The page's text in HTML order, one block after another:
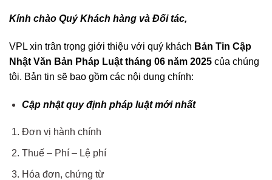
Kính chào Quý Khách hàng và Đối tác,
VPL xin trân trọng giới thiệu với quý khách Bản Tin Cập
Nhật Văn Bản Pháp Luật tháng 06 năm 2025 của chúng
tôi. Bản tin sẽ bao gồm các nội dung chính:
Cập nhật quy định pháp luật mới nhất
Đơn vị hành chính
Thuế – Phí – Lệ phí
Hóa đơn, chứng từ